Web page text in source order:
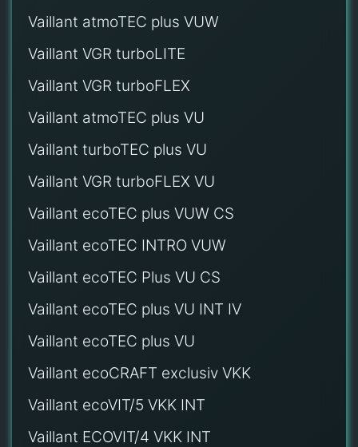
Vaillant atmoTEC plus VUW
Vaillant VGR turboLITE
Vaillant VGR turboFLEX
Vaillant atmoTEC plus VU
Vaillant turboTEC plus VU
Vaillant VGR turboFLEX VU
Vaillant ecoTEC plus VUW CS
Vaillant ecoTEC INTRO VUW
Vaillant ecoTEC Plus VU CS
Vaillant ecoTEC plus VU INT IV
Vaillant ecoTEC plus VU
Vaillant ecoCRAFT exclusiv VKK
Vaillant ecoVIT/5 VKK INT
Vaillant ECOVIT/4 VKK INT